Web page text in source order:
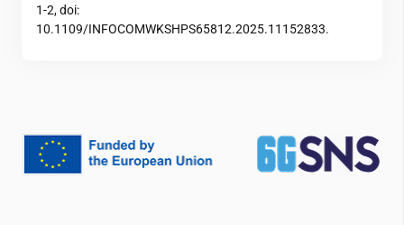
1-2, doi:
10.1109/INFOCOMWKSHPS65812.2025.11152833.